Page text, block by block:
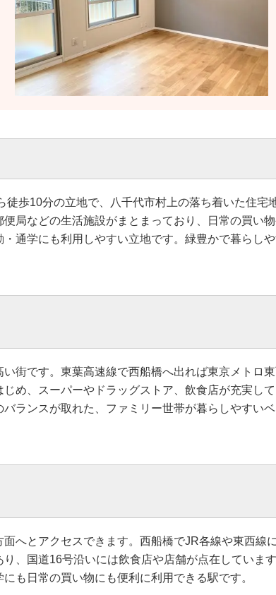
歩10分の立地で、八千代市村上の落ち着いた住宅
局などの生活施設がまとまっており、日常の買い
通学にも利用しやすい立地です。緑豊かで暮らし
街です。東葉高速線で西船橋へ出れば東京メトロ
め、スーパーやドラッグストア、飲食店が充実し
ランスが取れた、ファミリー世帯が暮らしやすい
へとアクセスできます。西船橋でJR各線や東西線
、国道16号沿いには飲食店や店舗が点在していま
も日常の買い物にも便利に利用できる駅です。